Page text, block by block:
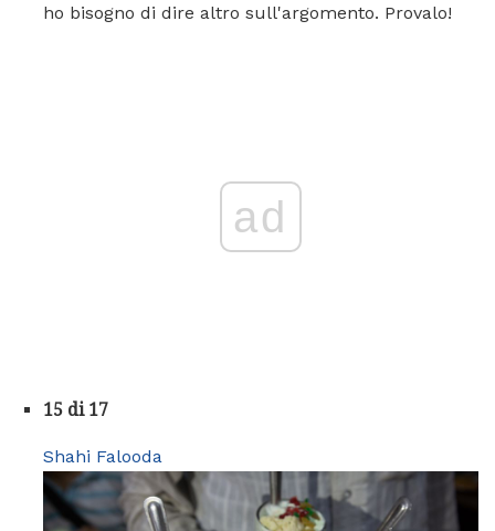
ho bisogno di dire altro sull'argomento. Provalo!
ad
15 di 17
Shahi Falooda